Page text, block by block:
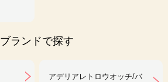
ブランドで探す
アデリアレトロウオッチ/バ